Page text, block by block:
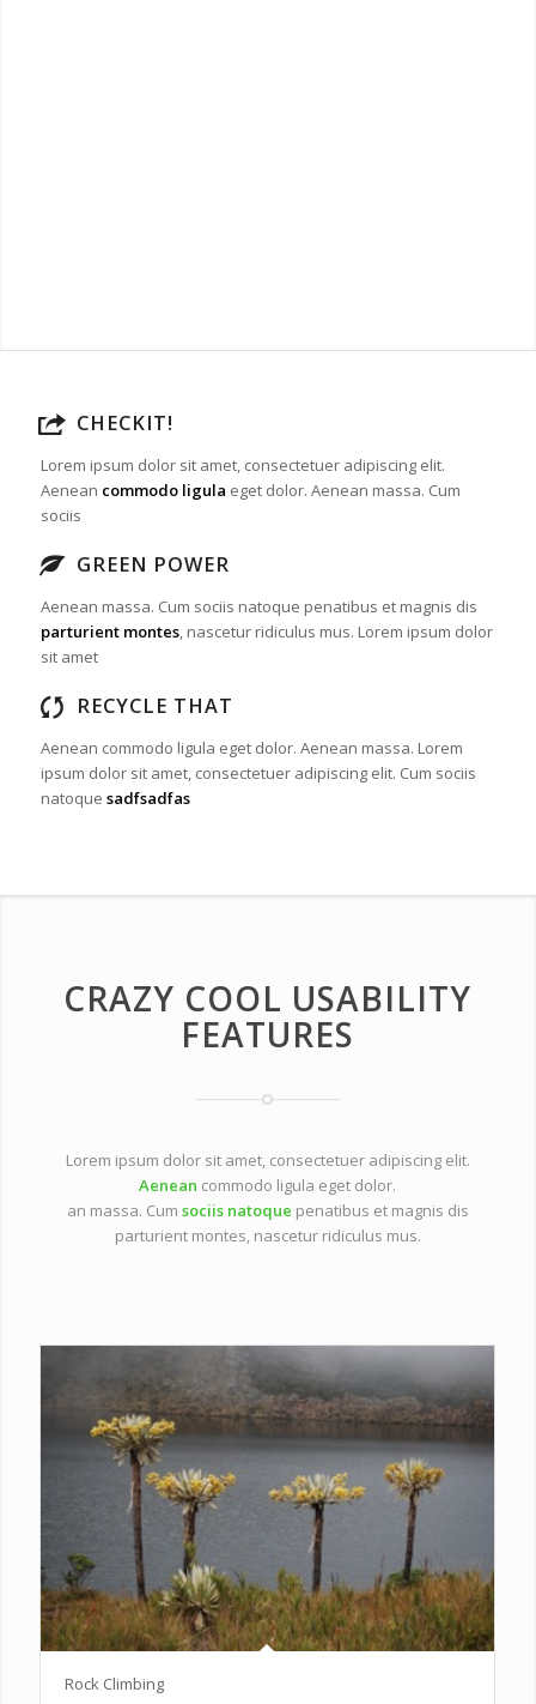
CHECKIT!
Lorem ipsum dolor sit amet, consectetuer adipiscing elit.
Aenean commodo ligula eget dolor. Aenean massa. Cum
sociis
GREEN POWER
Aenean massa. Cum sociis natoque penatibus et magnis dis
parturient montes, nascetur ridiculus mus. Lorem ipsum dolor
sit amet
RECYCLE THAT
Aenean commodo ligula eget dolor. Aenean massa. Lorem
ipsum dolor sit amet, consectetuer adipiscing elit. Cum sociis
natoque sadfsadfas
CRAZY COOL USABILITY
FEATURES
Lorem ipsum dolor sit amet, consectetuer adipiscing elit.
Aenean commodo ligula eget dolor.
an massa. Cum sociis natoque penatibus et magnis dis
parturient montes, nascetur ridiculus mus.
Rock Climbing